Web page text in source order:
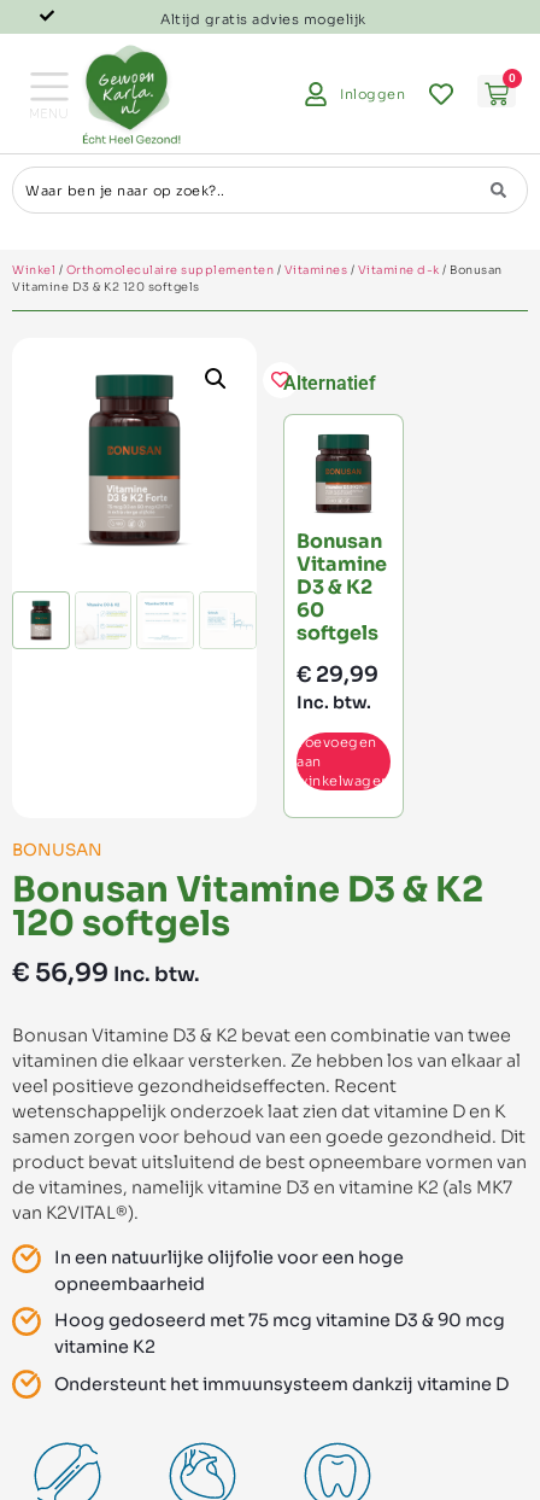
Altijd gratis advies mogelijk
Inloggen
0
Winkel / Orthomoleculaire supplementen / Vitamines / Vitamine d-k / Bonusan
Vitamine D3 & K2 120 softgels
Alternatief
Bonusan
Vitamine
D3 & K2
60
softgels
€ 29,99
Inc. btw.
Toevoegen
aan
winkelwagen
BONUSAN
Bonusan Vitamine D3 & K2
120 softgels
€ 56,99 Inc. btw.
Bonusan Vitamine D3 & K2 bevat een combinatie van twee
vitaminen die elkaar versterken. Ze hebben los van elkaar al
veel positieve gezondheidseffecten. Recent
wetenschappelijk onderzoek laat zien dat vitamine D en K
samen zorgen voor behoud van een goede gezondheid. Dit
product bevat uitsluitend de best opneembare vormen van
de vitamines, namelijk vitamine D3 en vitamine K2 (als MK7
van K2VITAL®).
In een natuurlijke olijfolie voor een hoge
opneembaarheid
Hoog gedoseerd met 75 mcg vitamine D3 & 90 mcg
vitamine K2
Ondersteunt het immuunsysteem dankzij vitamine D